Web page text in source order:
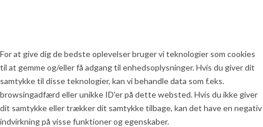
For at give dig de bedste oplevelser bruger vi teknologier som cookies
til at gemme og/eller få adgang til enhedsoplysninger. Hvis du giver dit
samtykke til disse teknologier, kan vi behandle data som f.eks.
browsingadfærd eller unikke ID'er på dette websted. Hvis du ikke giver
dit samtykke eller trækker dit samtykke tilbage, kan det have en negativ
indvirkning på visse funktioner og egenskaber.